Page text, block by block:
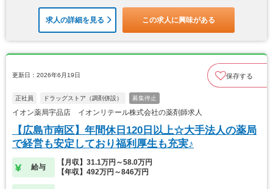
求人の詳細を見る この求人に興味がある
更新日：2026年6月19日 保存する
正社員 ドラッグストア（調剤併設） 募集停止
イオン薬局宇品店 イオンリテール株式会社の薬剤師求人
【広島市南区】年間休日120日以上☆大手法人の薬局
で経営も安定しており福利厚生も充実♪
給与
【月収】31.1万円～58.0万円
【年収】492万円～846万円